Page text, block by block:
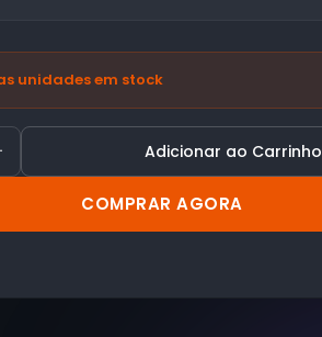
unidades em stock
Adicionar ao Carrinho
COMPRAR AGORA